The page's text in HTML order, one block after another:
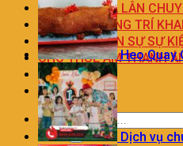
DỊCH VỤ MÚA LÂN
DỊCH VỤ TRANG TRÍ
DỊCH VỤ NHÂN SỰ SỰ
CHO THUÊ ÂM THANH
LIÊN HỆ
BÁO GIÁ
Heo Quay
Dịch vụ